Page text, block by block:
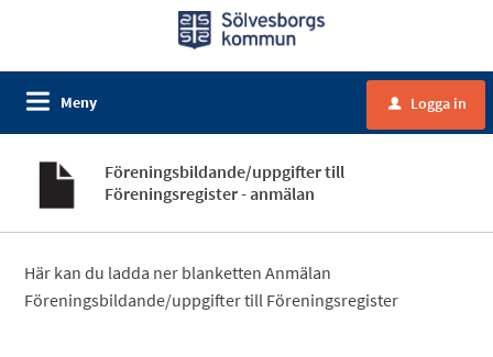
Meny u Logga in
Föreningsbildande/uppgifter till
Föreningsregister - anmälan
Här kan du ladda ner blanketten Anmälan
Föreningsbildande/uppgifter till Föreningsregister